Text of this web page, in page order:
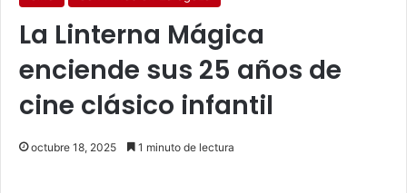
La Linterna Mágica
enciende sus 25 años de
cine clásico infantil
octubre 18, 2025 1 minuto de lectura